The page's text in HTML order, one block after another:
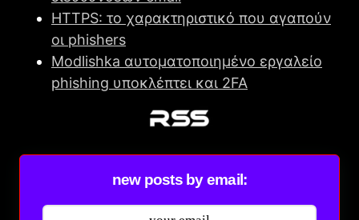
HTTPS: το χαρακτηριστικό που αγαπούν
οι phishers
Modlishka αυτοματοποιημένο εργαλείο
phishing υποκλέπτει και 2FA
new posts by email: